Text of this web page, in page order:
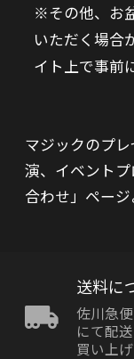
※その他、お
いただく場合
イト上で事前
マジックのプ
演、イベント
合わせ」ページ
送料に
佐川急
にて配
買い上